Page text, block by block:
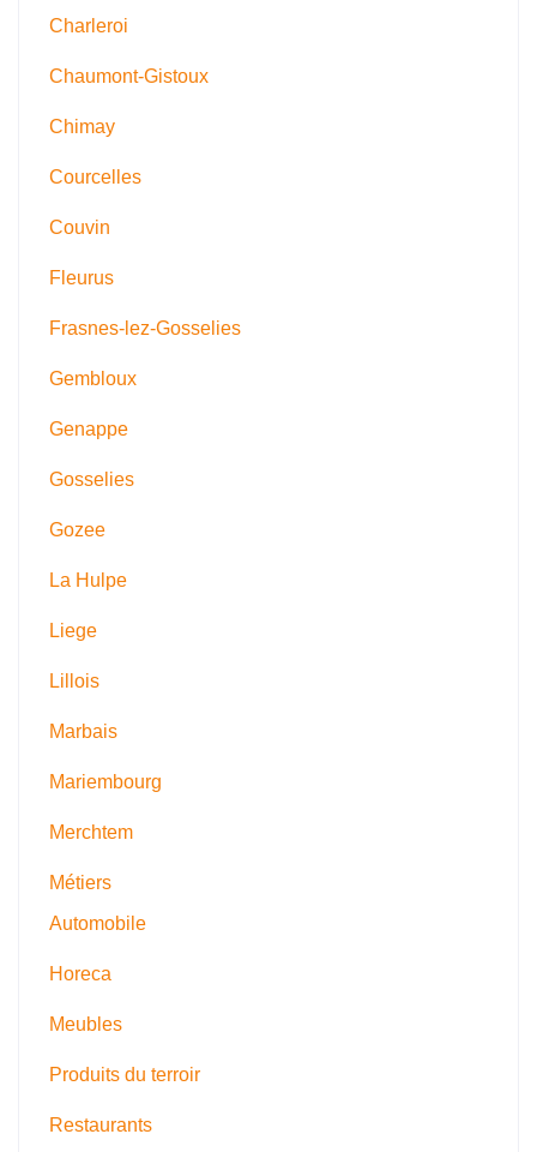
Charleroi
Chaumont-Gistoux
Chimay
Courcelles
Couvin
Fleurus
Frasnes-lez-Gosselies
Gembloux
Genappe
Gosselies
Gozee
La Hulpe
Liege
Lillois
Marbais
Mariembourg
Merchtem
Métiers
Automobile
Horeca
Meubles
Produits du terroir
Restaurants